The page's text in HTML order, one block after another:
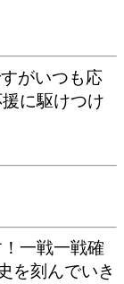
がいつも応
に駆けつけ
一戦一戦確
を刻んでいき